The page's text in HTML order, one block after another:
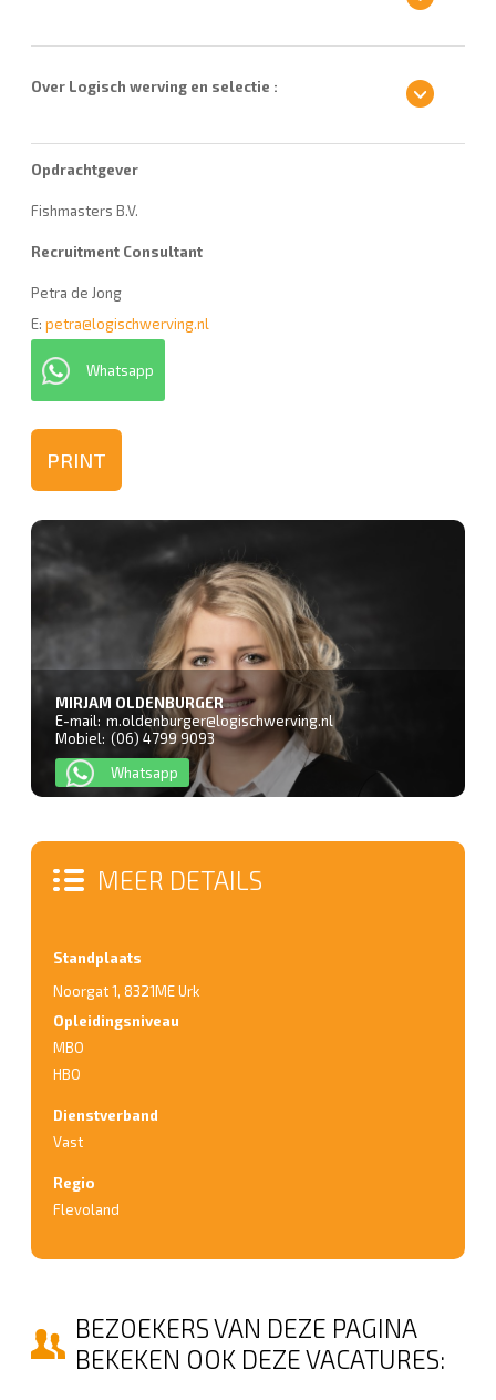
Over Logisch werving en selectie :
Opdrachtgever
Fishmasters B.V.
Recruitment Consultant
Petra de Jong
E: petra@logischwerving.nl
Whatsapp
MIRJAM OLDENBURGER
E-mail: m.oldenburger@logischwerving.nl
Mobiel: (06) 4799 9093
Whatsapp
MEER DETAILS
Standplaats
Noorgat 1, 8321ME Urk
Opleidingsniveau
MBO
HBO
Dienstverband
Vast
Regio
Flevoland
BEZOEKERS VAN DEZE PAGINA
BEKEKEN OOK DEZE VACATURES: